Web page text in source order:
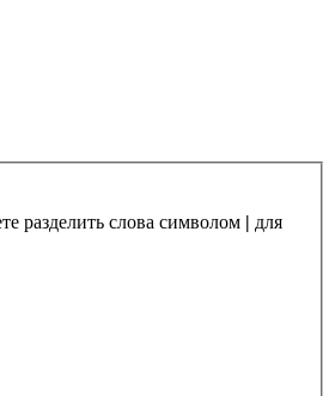
разделить слова символом | для